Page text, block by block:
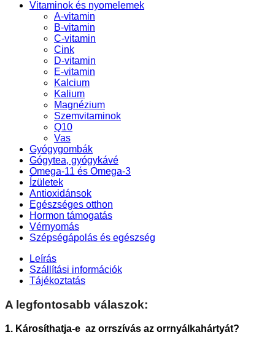
Vitaminok és nyomelemek
A-vitamin
B-vitamin
C-vitamin
Cink
D-vitamin
E-vitamin
Kalcium
Kalium
Magnézium
Szemvitaminok
Q10
Vas
Gyógygombák
Gógytea, gyógykávé
Omega-11 és Omega-3
Ízületek
Antioxidánsok
Egészséges otthon
Hormon támogatás
Vérnyomás
Szépségápolás és egészség
Leírás
Szállítási információk
Tájékoztatás
A legfontosabb válaszok:
1. Károsíthatja-e az orrszívás az orrnyálkahártyát?